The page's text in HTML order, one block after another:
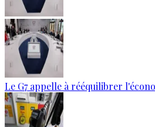
Le G7 appelle à rééquilibrer